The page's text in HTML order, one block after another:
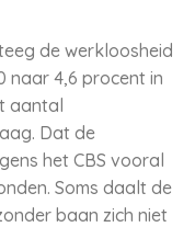
de werkloosheid
naar 4,6 procent in
aantal
Dat de
het CBS vooral
Soms daalt de
baan zich niet